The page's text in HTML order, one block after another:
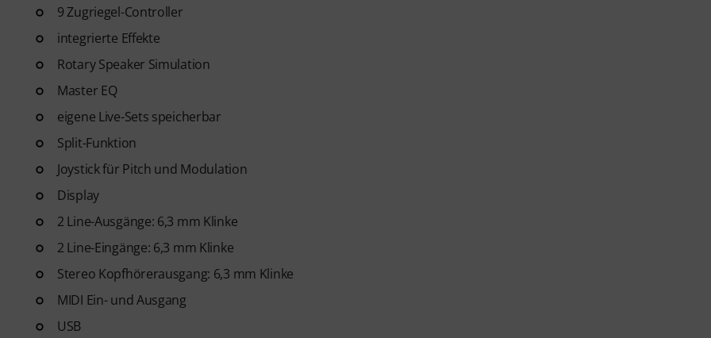
9 Zugriegel-Controller
integrierte Effekte
Rotary Speaker Simulation
Master EQ
eigene Live-Sets speicherbar
Split-Funktion
Joystick für Pitch und Modulation
Display
2 Line-Ausgänge: 6,3 mm Klinke
2 Line-Eingänge: 6,3 mm Klinke
Stereo Kopfhörerausgang: 6,3 mm Klinke
MIDI Ein- und Ausgang
USB